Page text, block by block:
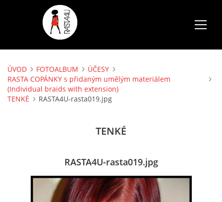
ÚVOD
SLUŽBY
ÚVOD FOTOALBUM
ÚČESY
RASTA COPÁNKY s přidaným umělým materiálem
(Individual braids with extension)
TENKÉ
RASTA4U-rasta019.jpg
TENKÉ
RASTA4U-rasta019.jpg